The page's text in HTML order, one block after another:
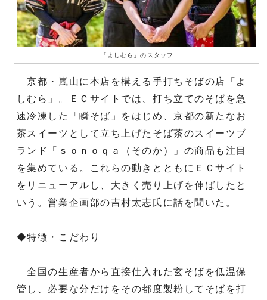
「よしむら」のスタッフ
京都・嵐山に本店を構える手打ちそばの店「よ
しむら」。ＥＣサイトでは、打ち立てのそばを急
速冷凍した「瞬そば」をはじめ、京都の新たなお
茶スイーツとして立ち上げたそば茶のスイーツブ
ランド「ｓｏｎｏｑａ（そのか）」の商品も注目
を集めている。これらの動きとともにＥＣサイト
をリニューアルし、大きく売り上げを伸ばしたと
いう。営業企画部の吉村太志氏に話を聞いた。
◆特徴・こだわり
全国の生産者から直接仕入れた玄そばを低温保
管し、必要な分だけをその都度製粉してそばを打